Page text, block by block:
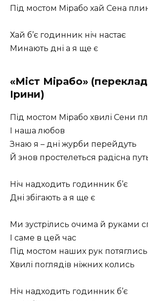
Під мостом Мірабо хай Сена
Хай б’є годинник ніч настає
Минають дні а я ще є
«Міст Мірабо»
Ірини)
Під мостом Мірабо хвилі Сени
І наша любов
Знаю я – дні журби перейдуть
Й знов простелеться радісна
Ніч надходить годинник б’є
Дні збігають а я ще є
Ми зустрілись очима й руками
І саме в цей час
Під мостом наших рук потяглись
Хвилі поглядів ніжних колись
Ніч надходить годинник б’є